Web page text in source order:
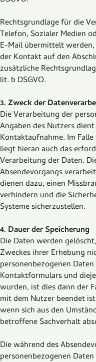
Rechtsgrundlage für die
Telefon, Sozialer Medien
E-Mail übermittelt
der Kontakt auf den
zusätzliche
lit. b DSGVO.
3. Zweck der
Die Verarbeitung der
Angaben des Nutzers
Kontaktaufnahme. Im
liegt hieran auch das
Verarbeitung der Daten.
Absendevorgangs
dienen dazu, einen
verhindern und die
Systeme sicherzustellen.
4. Dauer der Speicherung
Die Daten werden
Zweckes ihrer Erhebung
personenbezogenen
Kontaktformulars und
wurden, ist dies dann der
mit dem Nutzer beendet
wenn sich aus den
betroffene Sachverhalt
Die während des
personenbezogenen